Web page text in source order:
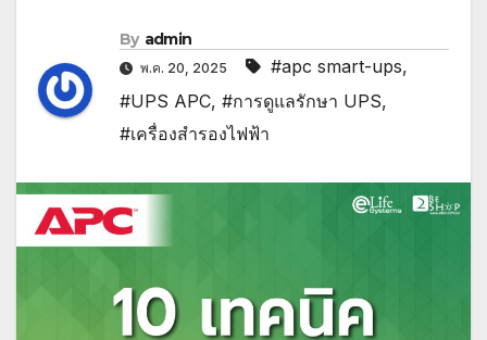
By admin
พ.ค. 20, 2025 #apc smart-ups,
#UPS APC, #การดูแลรักษา UPS,
#เครื่องสำรองไฟฟ้า